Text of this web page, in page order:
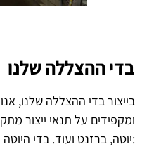
בדי ההצללה שלנו
בייצור בדי ההצללה שלנו,
ומקפידים על תנאי ייצור
:יוטה, ברזנט ועוד. בדי